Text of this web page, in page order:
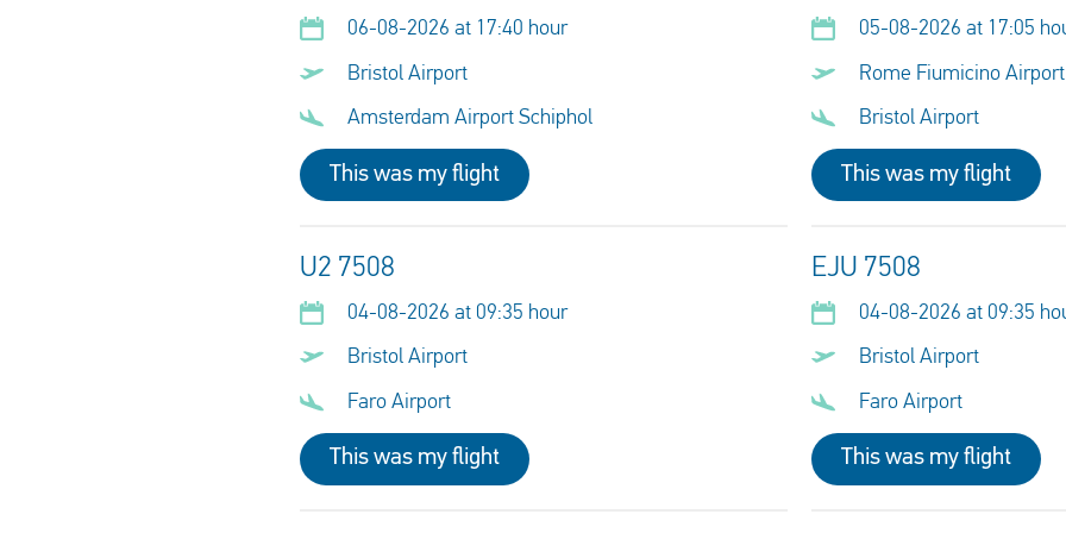
06-08-2026 at 17:40 hour
Bristol Airport
Amsterdam Airport Schiphol
This was my flight
05-08-2026 at 17:05
Rome Fiumicino Airport
Bristol Airport
This was my flight
U2 7508
04-08-2026 at 09:35 hour
Bristol Airport
Faro Airport
This was my flight
EJU 7508
04-08-2026 at 09:35
Bristol Airport
Faro Airport
This was my flight